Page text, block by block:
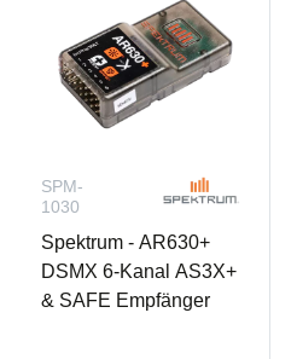
SPM-
1030
Spektrum - AR630+
DSMX 6-Kanal AS3X+
& SAFE Empfänger